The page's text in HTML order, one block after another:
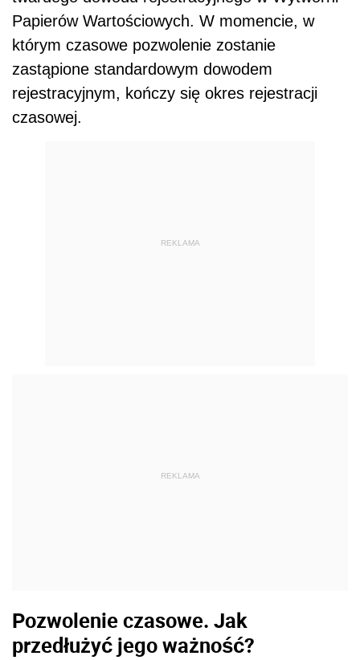
Papierów Wartościowych. W momencie, w
którym czasowe pozwolenie zostanie
zastąpione standardowym dowodem
rejestracyjnym, kończy się okres rejestracji
czasowej.
REKLAMA
REKLAMA
Pozwolenie czasowe. Jak
przedłużyć jego ważność?